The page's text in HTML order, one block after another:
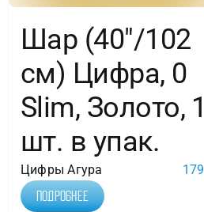
Шар (40″/102
см) Цифра, 0
Slim, Золото, 1
шт. в упак.
Цифры Агура 179
Подробнее